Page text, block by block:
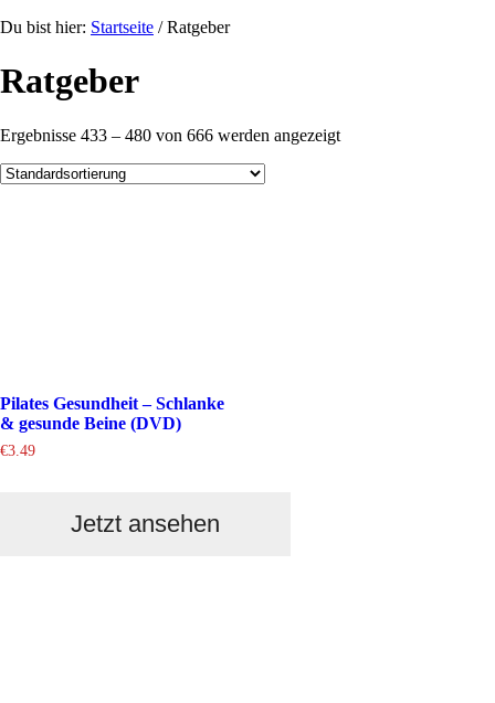
Du bist hier: Startseite /Ratgeber
Ratgeber
Ergebnisse 433 – 480 von 666 werden angezeigt
Pilates Gesundheit – Schlanke
& gesunde Beine (DVD)
€3.49
Jetzt ansehen